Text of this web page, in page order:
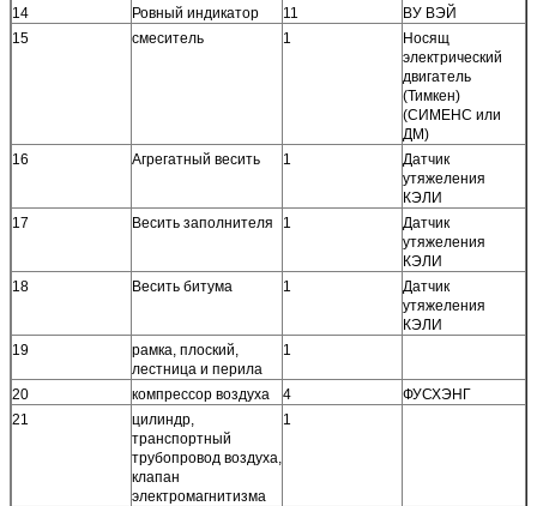
14 Ровный индикатор 11
ВУ ВЭЙ
15
смеситель 1
Носящ
электрический
двигатель
(Тимкен)
(СИМЕНС или
ДМ)
16
Агрегатный весить 1
Датчик
утяжеления
КЭЛИ
17
Весить заполнителя 1
Датчик
утяжеления
КЭЛИ
18
Весить битума 1
Датчик
утяжеления
КЭЛИ
19
рамка, плоский,
лестница и перила
1
20 компрессор воздуха 4
ФУСХЭНГ
21
цилиндр,
транспортный
трубопровод воздуха,
клапан
электромагнитизма
1